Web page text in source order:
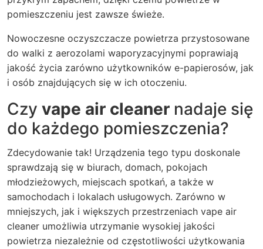
pomieszczeniu jest zawsze świeże.
Nowoczesne oczyszczacze powietrza przystosowane
do walki z aerozolami waporyzacyjnymi poprawiają
jakość życia zarówno użytkowników e-papierosów, jak
i osób znajdujących się w ich otoczeniu.
Czy vape air cleaner nadaje się
do każdego pomieszczenia?
Zdecydowanie tak! Urządzenia tego typu doskonale
sprawdzają się w biurach, domach, pokojach
młodzieżowych, miejscach spotkań, a także w
samochodach i lokalach usługowych. Zarówno w
mniejszych, jak i większych przestrzeniach vape air
cleaner umożliwia utrzymanie wysokiej jakości
powietrza niezależnie od częstotliwości użytkowania